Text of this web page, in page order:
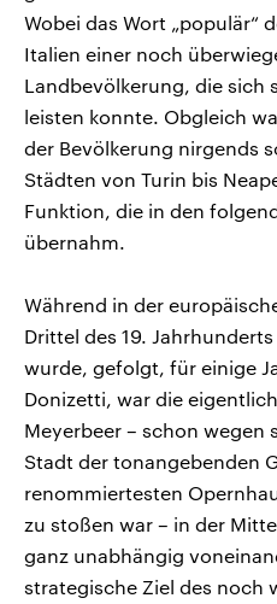
Wobei das Wort „populär“
Italien einer noch
Landbevölkerung, die sich
leisten konnte. Obgleich
der Bevölkerung nirgends
Städten von Turin bis
Funktion, die in den
übernahm.
Während in der
Drittel des 19.
wurde, gefolgt, für einige
Donizetti, war die
Meyerbeer – schon wegen
Stadt der tonangebenden
renommiertesten
zu stoßen war – in der
ganz unabhängig
strategische Ziel des noch